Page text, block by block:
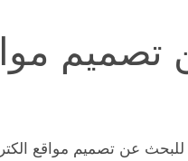
تصميم
للبحث عن تصميم مواقع